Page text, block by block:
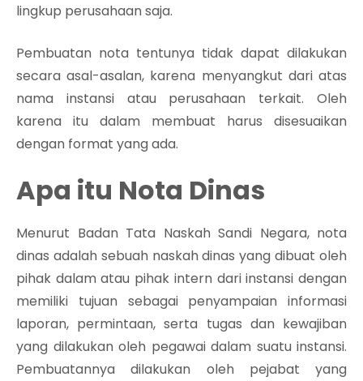
lingkup perusahaan saja.
Pembuatan nota tentunya tidak dapat dilakukan
secara asal-asalan, karena menyangkut dari atas
nama instansi atau perusahaan terkait. Oleh
karena itu dalam membuat harus disesuaikan
dengan format yang ada.
Apa itu Nota Dinas
Menurut Badan Tata Naskah Sandi Negara, nota
dinas adalah sebuah naskah dinas yang dibuat oleh
pihak dalam atau pihak intern dari instansi dengan
memiliki tujuan sebagai penyampaian informasi
laporan, permintaan, serta tugas dan kewajiban
yang dilakukan oleh pegawai dalam suatu instansi.
Pembuatannya dilakukan oleh pejabat yang